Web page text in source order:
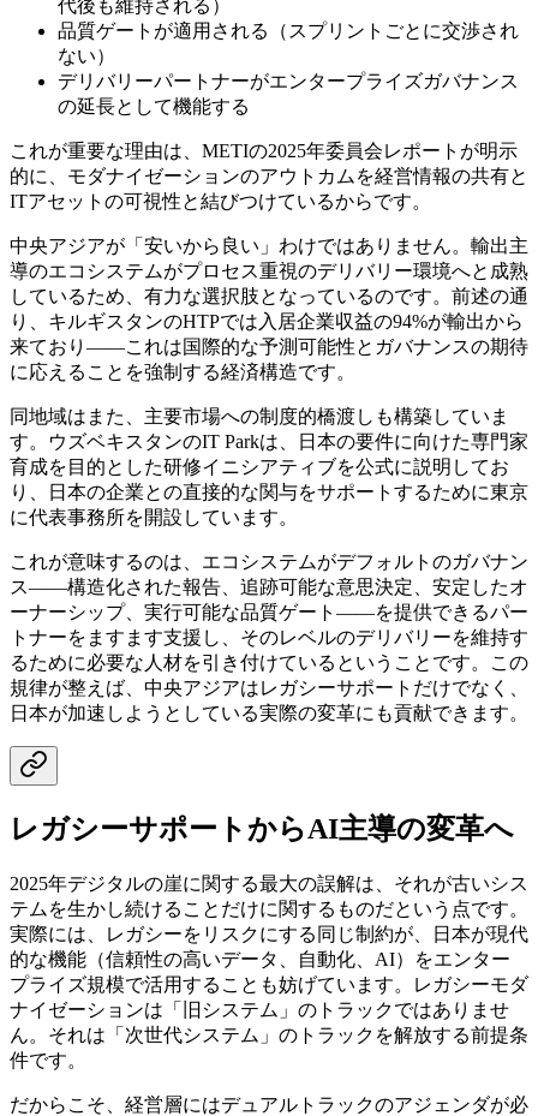
代後も維持される）
品質ゲートが適用される（スプリントごとに交渉され
ない）
デリバリーパートナーがエンタープライズガバナンス
の延長として機能する
これが重要な理由は、METIの2025年委員会レポートが明示
的に、モダナイゼーションのアウトカムを経営情報の共有と
ITアセットの可視性と結びつけているからです。
中央アジアが「安いから良い」わけではありません。輸出主
導のエコシステムがプロセス重視のデリバリー環境へと成熟
しているため、有力な選択肢となっているのです。前述の通
り、キルギスタンのHTPでは入居企業収益の94%が輸出から
来ており——これは国際的な予測可能性とガバナンスの期待
に応えることを強制する経済構造です。
同地域はまた、主要市場への制度的橋渡しも構築していま
す。ウズベキスタンのIT Parkは、日本の要件に向けた専門家
育成を目的とした研修イニシアティブを公式に説明してお
り、日本の企業との直接的な関与をサポートするために東京
に代表事務所を開設しています。
これが意味するのは、エコシステムがデフォルトのガバナン
ス——構造化された報告、追跡可能な意思決定、安定したオ
ーナーシップ、実行可能な品質ゲート——を提供できるパー
トナーをますます支援し、そのレベルのデリバリーを維持す
るために必要な人材を引き付けているということです。この
規律が整えば、中央アジアはレガシーサポートだけでなく、
日本が加速しようとしている実際の変革にも貢献できます。
レガシーサポートからAI主導の変革へ
2025年デジタルの崖に関する最大の誤解は、それが古いシス
テムを生かし続けることだけに関するものだという点です。
実際には、レガシーをリスクにする同じ制約が、日本が現代
的な機能（信頼性の高いデータ、自動化、AI）をエンター
プライズ規模で活用することも妨げています。レガシーモダ
ナイゼーションは「旧システム」のトラックではありませ
ん。それは「次世代システム」のトラックを解放する前提条
件です。
だからこそ、経営層にはデュアルトラックのアジェンダが必